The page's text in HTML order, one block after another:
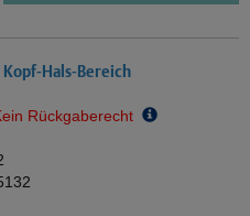
Hals-Bereich
Rückgaberecht